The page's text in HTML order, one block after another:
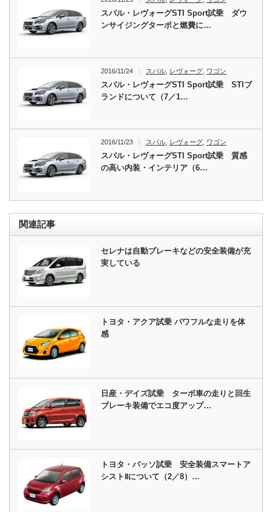
スバル・レヴォーグSTI Sport試乗 ダウ
ンサイジングターボと燃費に…
2016/11/24 スバル レヴォーグ ワゴン
スバル・レヴォーグSTI Sport試乗 STIブ
ランドについて（7／1…
2016/11/23 スバル レヴォーグ ワゴン
スバル・レヴォーグSTI Sport試乗 質感
の高い内装・インテリア（6…
関連記事
セレナは自動ブレーキなどの安全装備が充
実している
トヨタ・アクア試乗 パワフルな走りを体
感
日産・デイズ試乗 ターボ車の走りと回生
ブレーキ装備でエコ度アップ…
トヨタ・パッソ試乗 安全装備スマートア
シストⅡについて（2／8）…